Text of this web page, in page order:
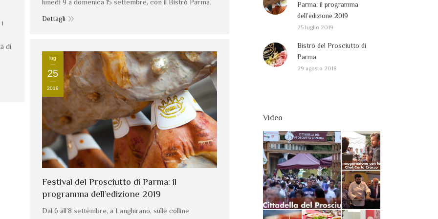
i
di
lunedì 9 a domenica 15 settembre, con il Bistrò Parma.
Dettagli
lug
25
2019
Festival del Prosciutto di Parma: il
programma dell’edizione 2019
Dal 6 all’8 settembre, a Langhirano, sulle colline
Parma: il programma
dell’edizione 2019
25 luglio 2019
Bistrò del Prosciutto di
Parma
29 agosto 2018
Video